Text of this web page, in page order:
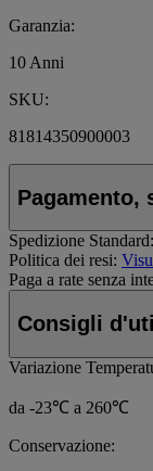
Garanzia:
10 Anni
SKU:
81814350900003
Pagamento,
Spedizione Standard:
Politica dei resi:
Paga a rate senza
Consigli
Variazione
da -23℃ a 260℃
Conservazione: